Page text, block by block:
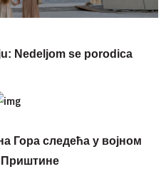
Nedeljom se porodica
Гора следећа у војном
Приштине